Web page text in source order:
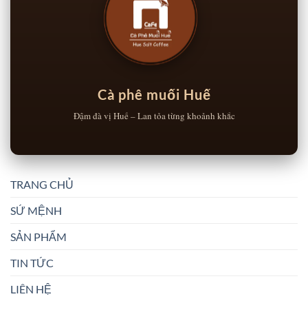
Cà phê muối Huế
Đậm đà vị Huế – Lan tỏa từng khoảnh khắc
TRANG CHỦ
SỨ MỆNH
SẢN PHẨM
TIN TỨC
LIÊN HỆ